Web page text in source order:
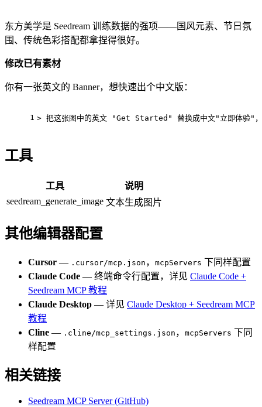
东方美学是 Seedream 训练数据的强项——国风元素、节日氛
围、传统色彩搭配都拿捏得很好。
修改已有素材
你有一张英文的 Banner，想快速出个中文版：
1 > 把这张图中的英文 "Get Started" 替换成中文"立即体验"
工具
工具
说明
seedream_generate_image 文本生成图片
其他编辑器配置
Cursor — .cursor/mcp.json ， mcpServers 下同样配置
Claude Code — 终端命令行配置，详见 Claude Code +
Seedream MCP 教程
Claude Desktop — 详见 Claude Desktop + Seedream MCP
教程
Cline — .cline/mcp_settings.json ， mcpServers 下同
样配置
相关链接
Seedream MCP Server (GitHub)